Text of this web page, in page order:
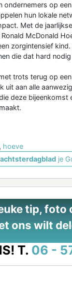
ondernemers op
hun lokale
Met de
McDonald
zorgintensief
die dat hard
trots terug op
uit aan alle
deze bijeenkomst
, hoeve
je
tip, foto
ons wilt
T. 06 -